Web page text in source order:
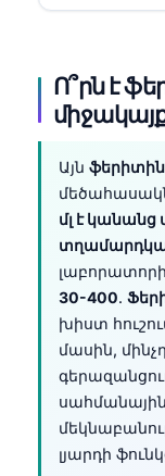
Ո՞րն է
Այն
մլ է կանանց
30-400.
խիստ
մասին,
լյարդի